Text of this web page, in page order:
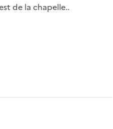
de la chapelle..